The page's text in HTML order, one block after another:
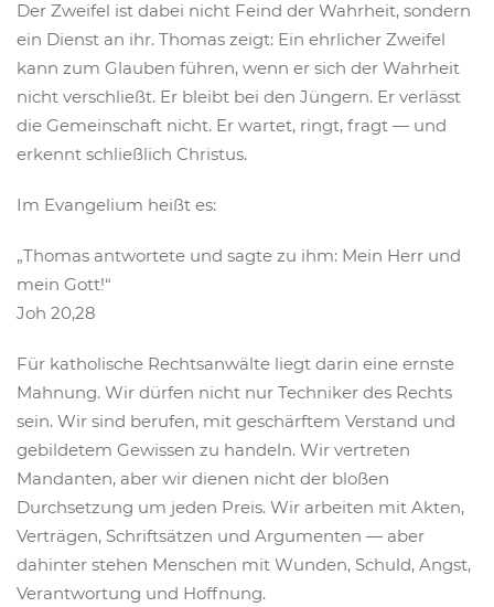
Der Zweifel ist dabei nicht Feind der Wahrheit, sondern
ein Dienst an ihr. Thomas zeigt: Ein ehrlicher Zweifel
kann zum Glauben führen, wenn er sich der Wahrheit
nicht verschließt. Er bleibt bei den Jüngern. Er verlässt
die Gemeinschaft nicht. Er wartet, ringt, fragt — und
erkennt schließlich Christus.
Im Evangelium heißt es:
„Thomas antwortete und sagte zu ihm: Mein Herr und
mein Gott!“
Joh 20,28
Für katholische Rechtsanwälte liegt darin eine ernste
Mahnung. Wir dürfen nicht nur Techniker des Rechts
sein. Wir sind berufen, mit geschärftem Verstand und
gebildetem Gewissen zu handeln. Wir vertreten
Mandanten, aber wir dienen nicht der bloßen
Durchsetzung um jeden Preis. Wir arbeiten mit Akten,
Verträgen, Schriftsätzen und Argumenten — aber
dahinter stehen Menschen mit Wunden, Schuld, Angst,
Verantwortung und Hoffnung.